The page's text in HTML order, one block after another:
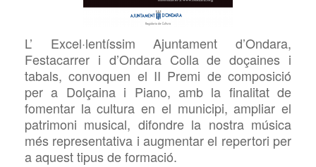
L’ Excel·lentíssim Ajuntament d’Ondara,
Festacarrer i d’Ondara Colla de doçaines i
tabals, convoquen el II Premi de composició
per a Dolçaina i Piano, amb la finalitat de
fomentar la cultura en el municipi, ampliar el
patrimoni musical, difondre la nostra música
més representativa i augmentar el repertori per
a aquest tipus de formació.